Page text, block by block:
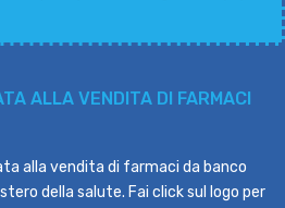
ALLA VENDITA DI FARMACI
alla vendita di farmaci da banco
della salute. Fai click sul logo per